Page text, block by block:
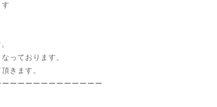
っております。
きます。
ーーーーーーーーーーーー